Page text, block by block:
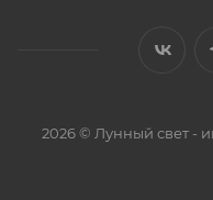
2026 © Лунный свет -